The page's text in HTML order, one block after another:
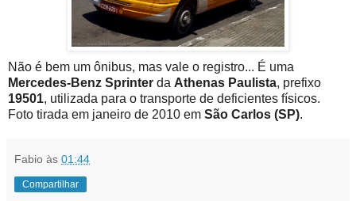
Não é bem um ônibus, mas vale o registro... É uma
Mercedes-Benz Sprinter da Athenas Paulista, prefixo
19501, utilizada para o transporte de deficientes físicos.
Foto tirada em janeiro de 2010 em São Carlos (SP).
Fabio às 01:44
Compartilhar